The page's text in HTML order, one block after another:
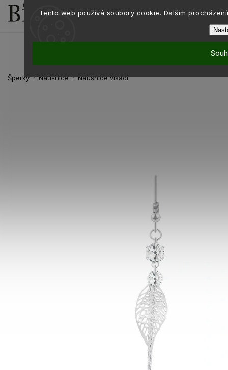
Tento web používá soubory cookie. Dalším
Šperky / Náušnice / Náušnice visací